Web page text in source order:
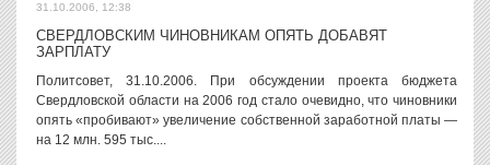
31.10.2006, 12:38
СВЕРДЛОВСКИМ ЧИНОВНИКАМ ОПЯТЬ ДОБАВЯТ
ЗАРПЛАТУ
Политсовет, 31.10.2006. При обсуждении проекта бюджета
Свердловской области на 2006 год стало очевидно, что чиновники
опять «пробивают» увеличение собственной заработной платы —
на 12 млн. 595 тыс....